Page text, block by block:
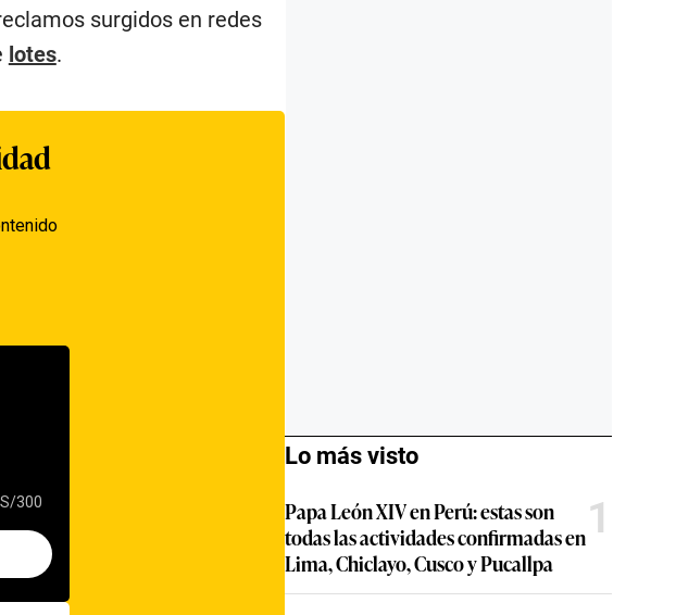
surgidos en redes
lotes.
Lo más visto
Papa León XIV en Perú: estas son
todas las actividades confirmadas en
Lima, Chiclayo, Cusco y Pucallpa
1